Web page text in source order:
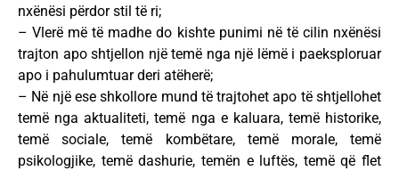
nxënësi përdor stil të ri;
– Vlerë më të madhe do kishte punimi në të cilin nxënësi
trajton apo shtjellon një temë nga një lëmë i paeksploruar
apo i pahulumtuar deri atëherë;
– Në një ese shkollore mund të trajtohet apo të shtjellohet
temë nga aktualiteti, temë nga e kaluara, temë historike,
temë sociale, temë kombëtare, temë morale, temë
psikologjike, temë dashurie, temën e luftës, temë që flet